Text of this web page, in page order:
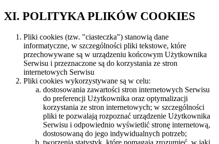
XI. POLITYKA PLIKÓW COOKIES
Pliki cookies (tzw. "ciasteczka") stanowią dane
informatyczne, w szczególności pliki tekstowe, które
przechowywane są w urządzeniu końcowym Użytkownika
Serwisu i przeznaczone są do korzystania ze stron
internetowych Serwisu
Pliki cookies wykorzystywane są w celu:
dostosowania zawartości stron internetowych Serwisu
do preferencji Użytkownika oraz optymalizacji
korzystania ze stron internetowych; w szczególności
pliki te pozwalają rozpoznać urządzenie Użytkownika
Serwisu i odpowiednio wyświetlić stronę internetową,
dostosowaną do jego indywidualnych potrzeb;
tworzenia statystyk, które pomagają zrozumieć, w jaki